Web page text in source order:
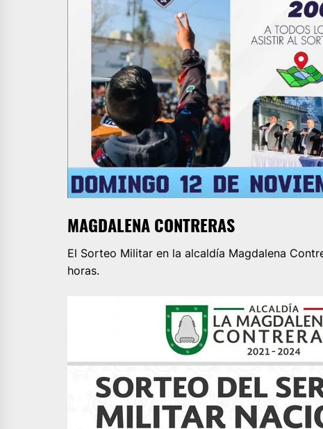
MAGDALENA CONTRERAS
El Sorteo Militar en la alcaldía Magdalena
horas.